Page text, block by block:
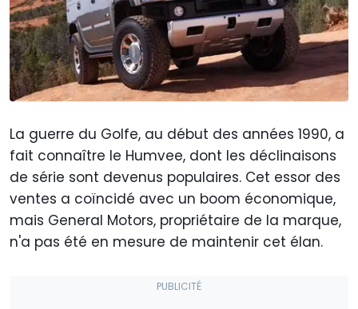
La guerre du Golfe, au début des années 1990, a
fait connaître le Humvee, dont les déclinaisons
de série sont devenus populaires. Cet essor des
ventes a coïncidé avec un boom économique,
mais General Motors, propriétaire de la marque,
n'a pas été en mesure de maintenir cet élan.